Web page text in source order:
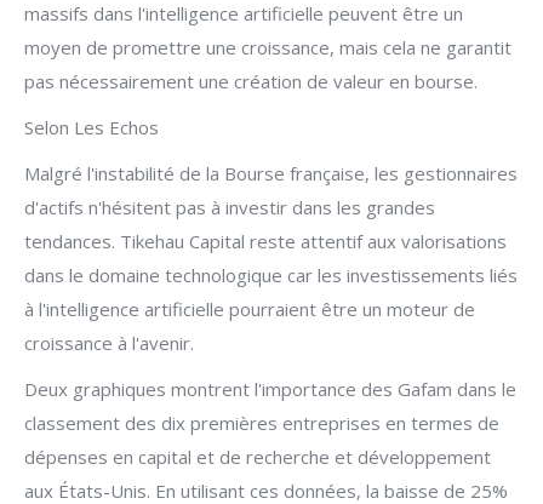
massifs dans l'intelligence artificielle peuvent être un
moyen de promettre une croissance, mais cela ne garantit
pas nécessairement une création de valeur en bourse.
Selon Les Echos
Malgré l'instabilité de la Bourse française, les gestionnaires
d'actifs n'hésitent pas à investir dans les grandes
tendances. Tikehau Capital reste attentif aux valorisations
dans le domaine technologique car les investissements liés
à l'intelligence artificielle pourraient être un moteur de
croissance à l'avenir.
Deux graphiques montrent l'importance des Gafam dans le
classement des dix premières entreprises en termes de
dépenses en capital et de recherche et développement
aux États-Unis. En utilisant ces données, la baisse de 25%